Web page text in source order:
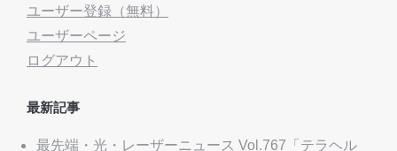
ユーザー登録（無料）
ユーザーページ
ログアウト
最新記事
最先端・光・レーザーニュース Vol.767「テラヘル